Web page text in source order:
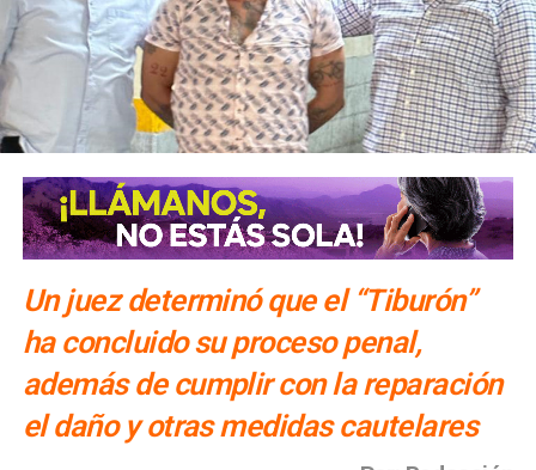
Un juez determinó que el “Tiburón”
ha concluido su proceso penal,
además de cumplir con la reparación
el daño y otras medidas cautelares